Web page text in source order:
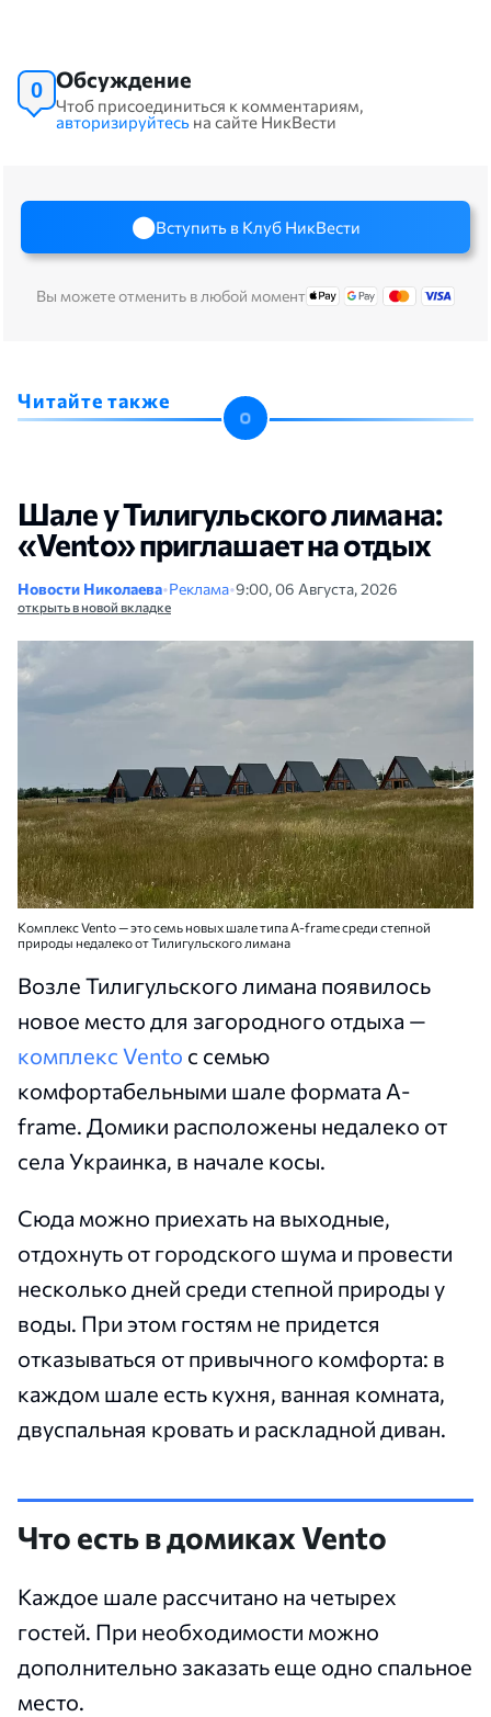
0 Обсуждение
Чтоб присоединиться к комментариям,
авторизируйтесь на сайте НикВести
Вступить в Клуб НикВести
Вы можете отменить в любой момент
Читайте также
Шале у Тилигульского лимана:
«Vento» приглашает на отдых
Новости Николаева•Реклама•9:00, 06 Августа, 2026
открыть в новой вкладке
Комплекс Vento — это семь новых шале типа A-frame среди степной
природы недалеко от Тилигульского лимана
Возле Тилигульского лимана появилось
новое место для загородного отдыха —
комплекс Vento с семью
комфортабельными шале формата A-
frame. Домики расположены недалеко от
села Украинка, в начале косы.
Сюда можно приехать на выходные,
отдохнуть от городского шума и провести
несколько дней среди степной природы у
воды. При этом гостям не придется
отказываться от привычного комфорта: в
каждом шале есть кухня, ванная комната,
двуспальная кровать и раскладной диван.
Что есть в домиках Vento
Каждое шале рассчитано на четырех
гостей. При необходимости можно
дополнительно заказать еще одно спальное
место.